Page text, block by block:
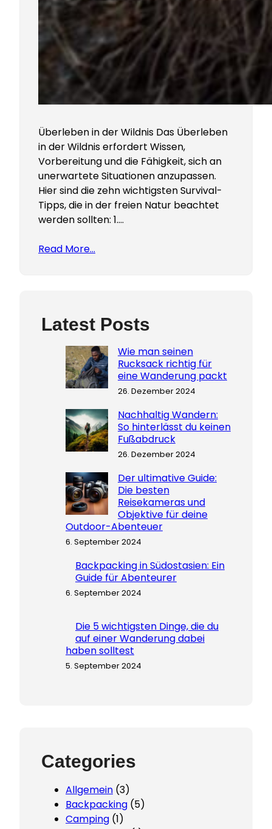
Überleben in der Wildnis Das Überleben
in der Wildnis erfordert Wissen,
Vorbereitung und die Fähigkeit, sich an
unerwartete Situationen anzupassen.
Hier sind die zehn wichtigsten Survival-
Tipps, die in der freien Natur beachtet
werden sollten: 1.…
Read More…
Latest Posts
Wie man seinen
Rucksack richtig für
eine Wanderung packt
26. Dezember 2024
Nachhaltig Wandern:
So hinterlässt du keinen
Fußabdruck
26. Dezember 2024
Der ultimative Guide:
Die besten
Reisekameras und
Objektive für deine
Outdoor-Abenteuer
6. September 2024
Backpacking in Südostasien: Ein
Guide für Abenteurer
6. September 2024
Die 5 wichtigsten Dinge, die du
auf einer Wanderung dabei
haben solltest
5. September 2024
Categories
Allgemein (3)
Backpacking (5)
Camping (1)